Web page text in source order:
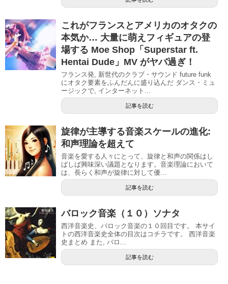
これがフランスとアメリカのオタクの
本気か… 大量に萌えフィギュアの登
場する Moe Shop「Superstar ft.
Hentai Dude」MV がヤバ過ぎ！
フランス発, 新世代のクラブ・サウンド future funk
にオタク要素をふんだんに盛り込んだ ダンス・ミュ
ージックで, インターネット...
記事を読む
旋律が主導する音楽スケールの進化:
和声理論を超えて
音楽を愛する人々にとって、旋律と和声の関係はし
ばしば興味深い議題となります。音楽理論において
は、長らく和声が旋律に対して優...
記事を読む
バロック音楽（１０）ソナタ
西洋音楽史、バロック音楽の１０回目です。 本サイ
トの西洋音楽史全体の目次はコチラです。 西洋音楽
史まとめ また, バロ...
記事を読む